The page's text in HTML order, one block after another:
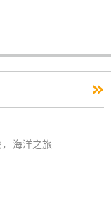
»
, 海洋之旅